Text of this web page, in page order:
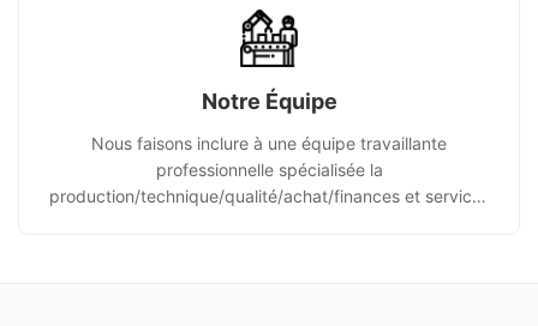
différentes branches, des projets architecturaux haut de
gamme aux équipements industriels qui doivent
chauds, froids ou corrosifs.
Notre Équipe
Nous faisons inclure à une équipe travaillante
professionnelle spécialisée la
production/technique/qualité/achat/finances et services